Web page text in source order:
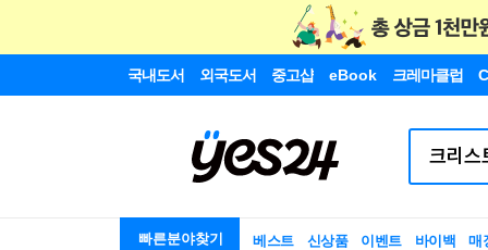
국내도서 외국도서 중고샵 eBook 크레마클럽
빠른분야찾기 베스트 신상품 이벤트 바이백 매